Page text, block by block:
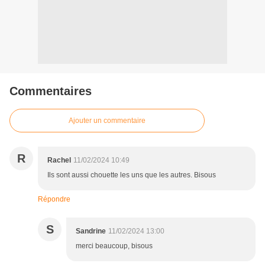
Commentaires
Ajouter un commentaire
R Rachel 11/02/2024 10:49
Ils sont aussi chouette les uns que les autres. Bisous
Répondre
S Sandrine 11/02/2024 13:00
merci beaucoup, bisous